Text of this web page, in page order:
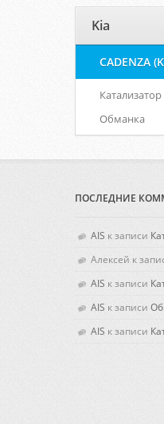
Kia
CADENZA
Катализатор
Обманка
ПОСЛЕДНИЕ
AIS к записи
Алексей к
AIS к записи
AIS к записи
AIS к записи